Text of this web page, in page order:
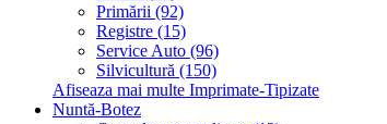
Primării (92)
Registre (15)
Service Auto (96)
Silvicultură (150)
Afiseaza mai multe Imprimate-Tipizate
Nuntă-Botez